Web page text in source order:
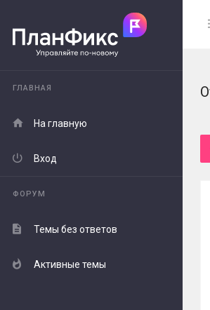
ГЛАВНАЯ
На главную
Вход
ФОРУМ
Темы без ответов
Активные темы